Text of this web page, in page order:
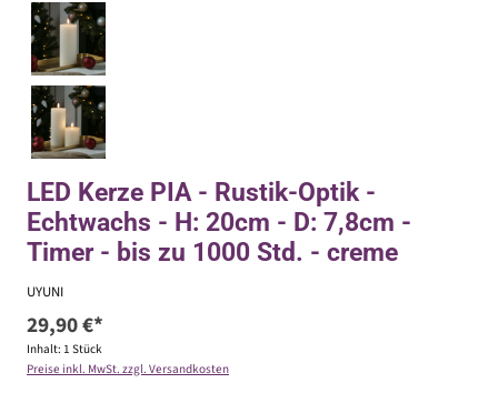
LED Kerze PIA - Rustik-Optik -
Echtwachs - H: 20cm - D: 7,8cm -
Timer - bis zu 1000 Std. - creme
UYUNI
29,90 €*
Inhalt: 1 Stück
Preise inkl. MwSt. zzgl. Versandkosten